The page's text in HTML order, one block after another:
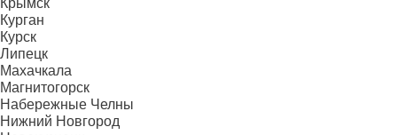
Крымск
Курган
Курск
Липецк
Махачкала
Магнитогорск
Набережные Челны
Нижний Новгород